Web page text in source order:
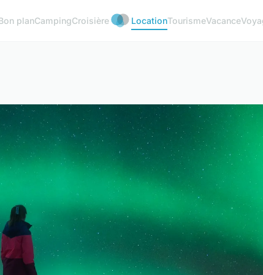
planCampingCroisière LocationTourismeVacance